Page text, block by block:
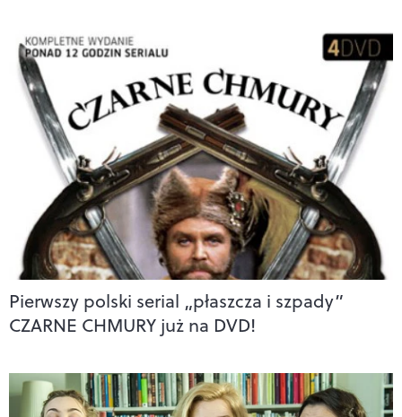
Pierwszy polski serial „płaszcza i szpady”
CZARNE CHMURY już na DVD!